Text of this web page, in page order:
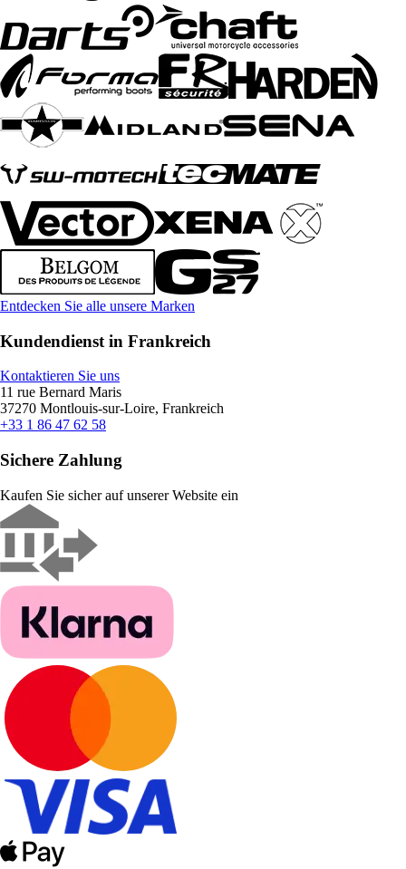
Entdecken Sie alle unsere Marken
Kundendienst in Frankreich
Kontaktieren Sie uns
11 rue Bernard Maris
37270 Montlouis-sur-Loire, Frankreich
+33 1 86 47 62 58
Sichere Zahlung
Kaufen Sie sicher auf unserer Website ein